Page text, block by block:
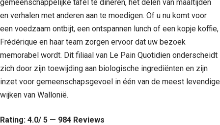
gemeenschappelijke tafel te dineren, het delen van maaltijden
en verhalen met anderen aan te moedigen. Of u nu komt voor
een voedzaam ontbijt, een ontspannen lunch of een kopje koffie,
Frédérique en haar team zorgen ervoor dat uw bezoek
memorabel wordt. Dit filiaal van Le Pain Quotidien onderscheidt
zich door zijn toewijding aan biologische ingrediënten en zijn
inzet voor gemeenschapsgevoel in één van de meest levendige
wijken van Wallonië.
Rating: 4.0/ 5 — 984 Reviews